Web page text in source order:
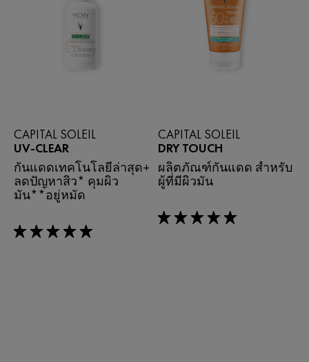
CAPITAL SOLEIL
UV-CLEAR
กันแดดเทคโนโลยีล่าสุด+
ลดปัญหาสิว* คุมผิว
มัน**อยู่หมัด
5/5
CAPITAL SOLEIL
DRY TOUCH
ผลิตภัณฑ์กันแดด สำหรับ
ผู้ที่มีผิวมัน
5/5